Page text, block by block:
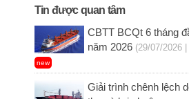
Tin được quan tâm
CBTT BCQt 6 tháng
năm 2026 (29/07/2026 |
new
Giải trình chênh lệch